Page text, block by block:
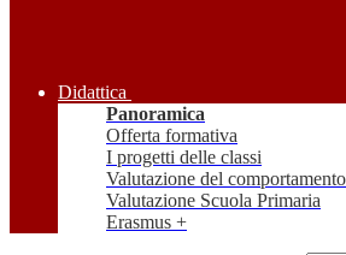
Didattica
Panoramica
Offerta formativa
I progetti delle classi
Valutazione del
Valutazione Scuola Primaria
Erasmus +